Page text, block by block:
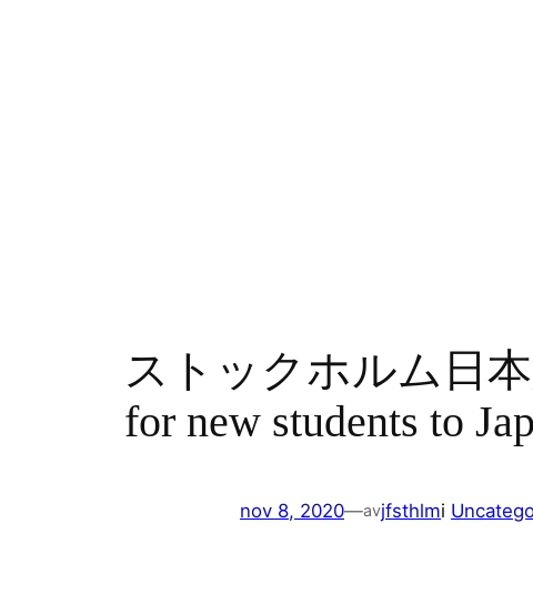
ストックホルム日
for new students to
nov 8, 2020—avjfsthlmi